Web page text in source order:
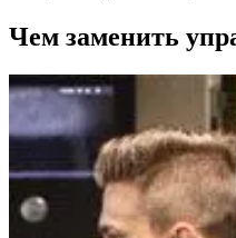
Чем заменить